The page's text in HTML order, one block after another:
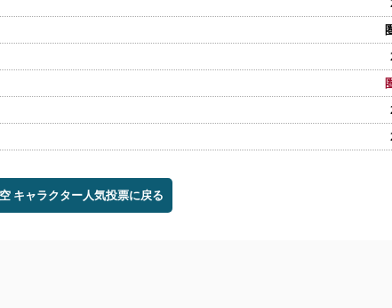
キャラクター人気投票に戻る